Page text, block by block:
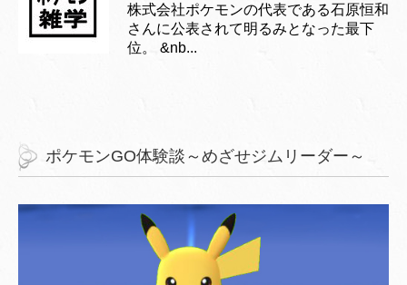
株式会社ポケモンの代表である石原恒和
さんに公表されて明るみとなった最下
位。 &nb...
ポケモンGO体験談～めざせジムリーダー～